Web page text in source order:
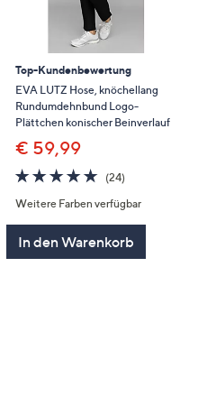
Top-Kundenbewertung
EVA LUTZ Hose, knöchellang
Rundumdehnbund Logo-
Plättchen konischer Beinverlauf
€ 59,99
4.7
von
5
(24)24
Weitere Farben verfügbar
In den Warenkorb